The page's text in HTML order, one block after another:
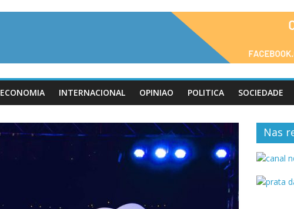
ECONOMIA INTERNACIONAL OPINIAO POLITICA SOCIEDADE
Nas